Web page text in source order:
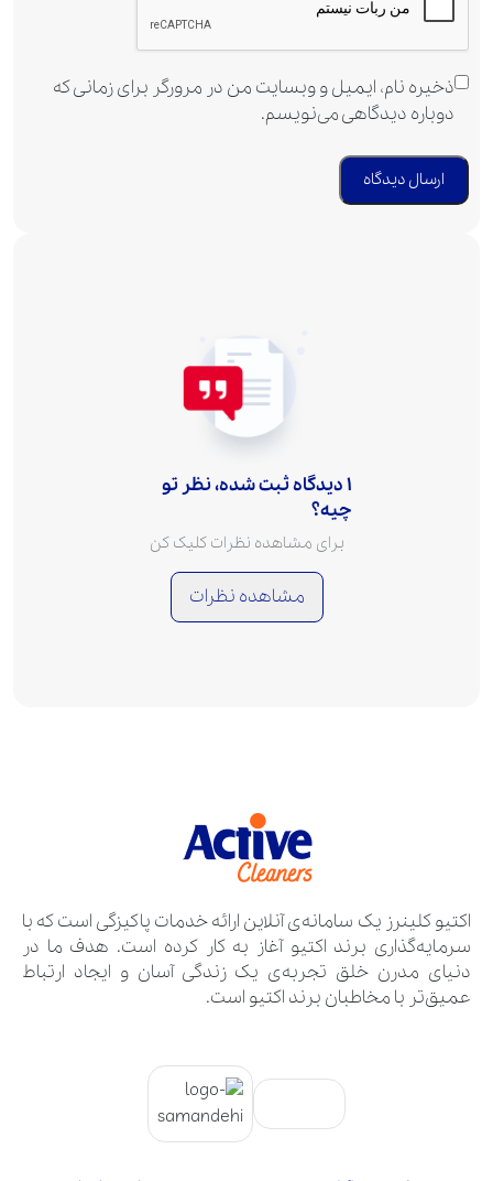
ذخیره نام، ایمیل و وبسایت من در مرورگر برای زمانی که
دوباره دیدگاهی می‌نویسم.
1 دیدگاه ثبت شده، نظر تو
چیه؟
برای مشاهده نظرات کلیک کن
مشاهده نظرات
اکتیو کلینرز یک سامانه‌ی آنلاین ارائه خدمات پاکیزگی است که با
سرمایه‌گذاری برند اکتیو آغاز به کار کرده است. هدف ما در
دنیای مدرن خلق تجربه‌ی یک زندگی آسان و ایجاد ارتباط
عمیق‌تر با مخاطبان برند اکتیو است.